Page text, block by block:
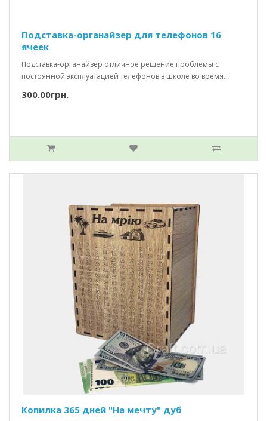
Подставка-органайзер для телефонов 16
ячеек
Подставка-органайзер отличное решение проблемы с
постоянной эксплуатацией телефонов в школе во время..
300.00грн.
Копилка 365 дней "На мечту" дуб